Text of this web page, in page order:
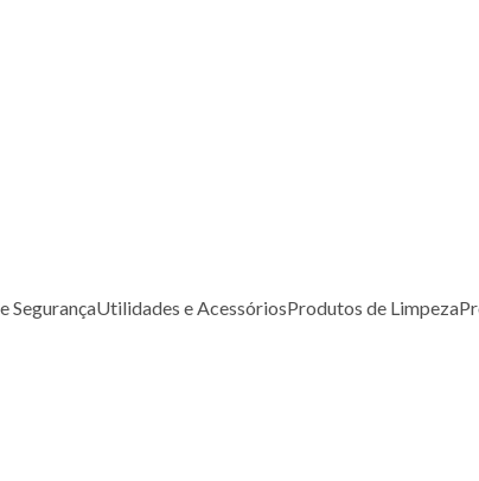
SegurançaUtilidades e AcessóriosProdutos de Limpeza